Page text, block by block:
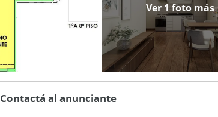
Ver 1 foto más
Contactá al anunciante